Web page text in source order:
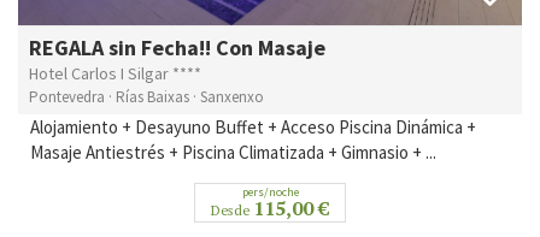
REGALA sin Fecha!! Con Masaje
Hotel Carlos I Silgar ****
Pontevedra · Rías Baixas · Sanxenxo
Alojamiento + Desayuno Buffet + Acceso Piscina Dinámica +
Masaje Antiestrés + Piscina Climatizada + Gimnasio + ...
pers/noche
Desde 115,00 €